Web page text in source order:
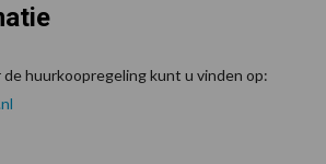
huurkoopregeling kunt u vinden op: